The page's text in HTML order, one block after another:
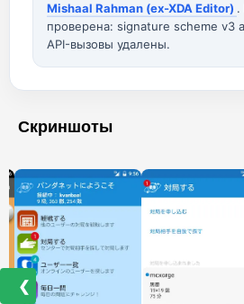
Mishaal Rahman (ex-XDA Editor) .
проверена: signature scheme v3
API-вызовы удалены.
Скриншоты
❮